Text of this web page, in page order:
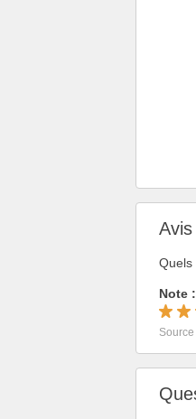
Quels
Note